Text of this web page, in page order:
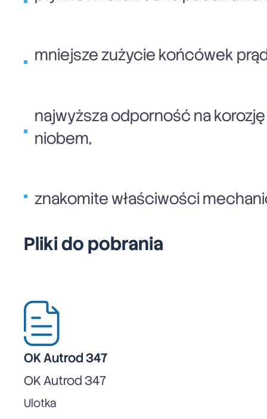
mniejsze zużycie końcówek
najwyższa odporność na
niobem,
znakomite właściwości
Pliki do pobrania
OK Autrod 347
OK Autrod 347
Ulotka